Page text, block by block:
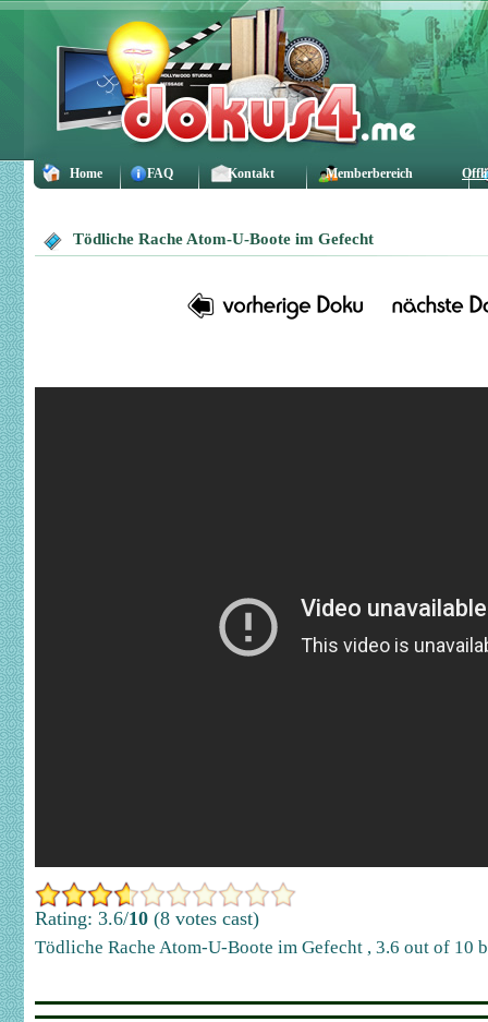
Home FAQ Kontakt Memberbereich
Tödliche Rache Atom-U-Boote im Gefecht
Rating: 3.6/10 (8 votes cast)
Tödliche Rache Atom-U-Boote im Gefecht , 3.6 out of 10